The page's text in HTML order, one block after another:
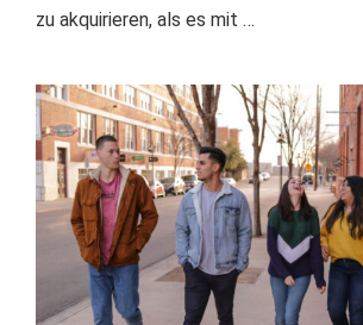
zu akquirieren, als es mit …